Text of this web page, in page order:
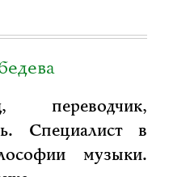
переводчик,
Специалист в
музыки.